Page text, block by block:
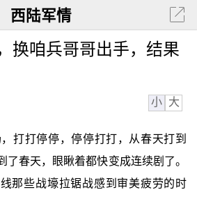
西陆军情
换咱兵哥哥出手，结果
小 大
打打停停，停停打打，从春天打到
了春天，眼瞅着都快变成连续剧了。
那些战壕拉锯战感到审美疲劳的时